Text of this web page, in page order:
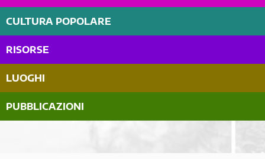
CULTURA POPOLARE
RISORSE
LUOGHI
PUBBLICAZIONI